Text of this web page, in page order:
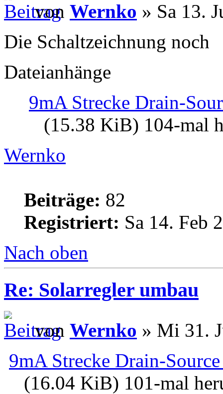
von Wernko » Sa 13.
Die Schaltzeichnung noch
Dateianhänge
9mA Strecke Drain-
(15.38 KiB) 104-mal
Wernko
Beiträge: 82
Registriert: Sa 14. Feb
Nach oben
Re: Solarregler umbau
von Wernko » Mi 31.
9mA Strecke Drain-
(16.04 KiB) 101-mal